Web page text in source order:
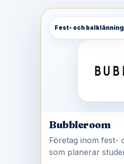
Fest- och
Bubbleroom
Företag inom fest-
som planerar